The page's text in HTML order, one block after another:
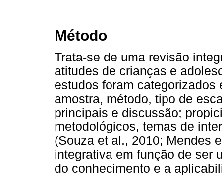
Método
Trata-se de uma revisão
atitudes de crianças e
estudos foram
amostra, método, tipo de
principais e discussão;
metodológicos, temas de
(Souza et al., 2010; Mendes
integrativa em função de ser
do conhecimento e a